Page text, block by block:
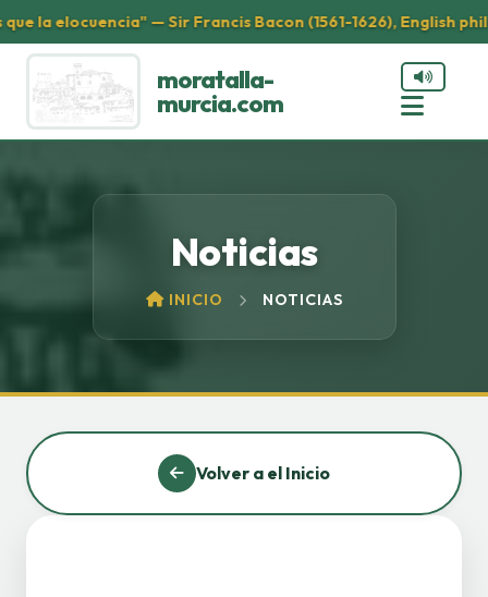
la elocuencia" — Sir Francis Bacon (1561-1626), English
moratalla-
murcia.com
Noticias
INICIO NOTICIAS
Volver a el Inicio